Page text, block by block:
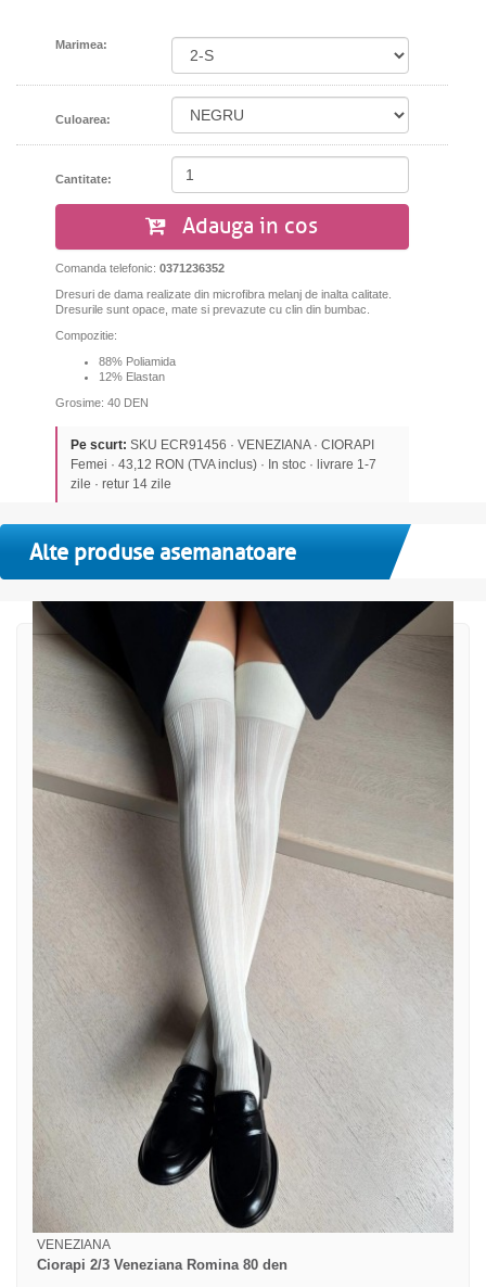
Marimea:
Culoarea:
Cantitate:
Adauga in cos
Comanda telefonic: 0371236352
Dresuri de dama realizate din microfibra melanj de inalta calitate.
Dresurile sunt opace, mate si prevazute cu clin din bumbac.
Compozitie:
88% Poliamida
12% Elastan
Grosime: 40 DEN
Pe scurt: SKU ECR91456 · VENEZIANA · CIORAPI
Femei · 43,12 RON (TVA inclus) · In stoc · livrare 1-7
zile · retur 14 zile
Alte produse asemanatoare
VENEZIANA
Ciorapi 2/3 Veneziana Romina 80 den